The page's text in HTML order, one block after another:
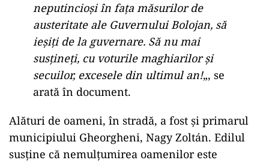
neputincioși în fața măsurilor de
austeritate ale Guvernului Bolojan, să
ieșiți de la guvernare. Să nu mai
susțineți, cu voturile maghiarilor și
secuilor, excesele din ultimul an!„, se
arată în document.
Alături de oameni, în stradă, a fost și primarul
municipiului Gheorgheni, Nagy Zoltán. Edilul
susține că nemulțumirea oamenilor este